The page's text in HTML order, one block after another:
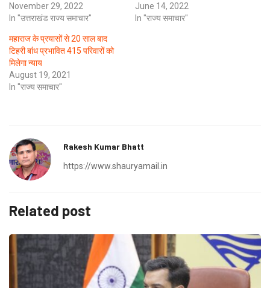
November 29, 2022
In "उत्तराखंड राज्य समाचार"
June 14, 2022
In "राज्य समाचार"
महाराज के प्रयासों से 20 साल बाद
टिहरी बांध प्रभावित 415 परिवारों को
मिलेगा न्याय
August 19, 2021
In "राज्य समाचार"
Rakesh Kumar Bhatt
https://www.shauryamail.in
Related post